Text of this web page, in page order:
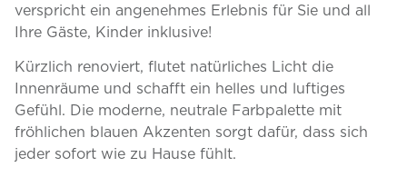
verspricht ein angenehmes Erlebnis für Sie und all
Ihre Gäste, Kinder inklusive!
Kürzlich renoviert, flutet natürliches Licht die
Innenräume und schafft ein helles und luftiges
Gefühl. Die moderne, neutrale Farbpalette mit
fröhlichen blauen Akzenten sorgt dafür, dass sich
jeder sofort wie zu Hause fühlt.